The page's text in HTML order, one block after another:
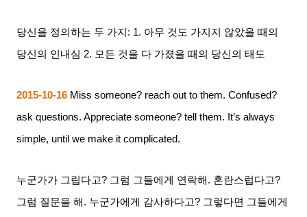
당신을 정의하는 두 가지 : 1. 아무 것도 가지지 않았을 때의
당신의 인내심 2. 모든 것을 다 가졌을 때의 당신의 태도
2015-10-16 Miss someone? reach out to them. Confused?
ask questions. Appreciate someone? tell them. It’s always
simple, until we make it complicated.
누군가가 그립다고? 그럼 그들에게 연락해 . 혼란스럽다고?
그럼 질문을 해 . 누군가에게 감사하다고? 그렇다면 그들에게